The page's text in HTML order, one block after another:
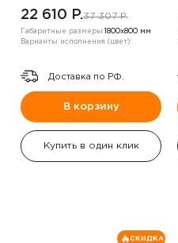
22 610 P.37 307 P.
Габаритные размеры: 1800х800 мм
Варианты исполнения (цвет):
Доставка по РФ.
В корзину
Купить в один клик
СКИДКА